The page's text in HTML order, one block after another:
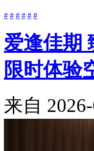
# # # # # #
爱逢佳期
限时体验
来自